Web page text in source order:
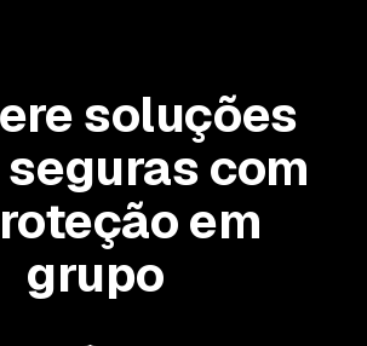
soluções
seguras com
em
grupo